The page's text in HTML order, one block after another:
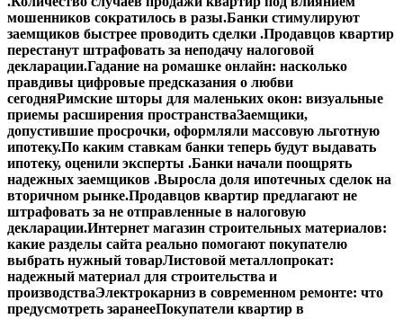
мошенников сократилось в разы.Банки стимулируют
заемщиков быстрее проводить сделки .Продавцов квартир
перестанут штрафовать за неподачу налоговой
декларации.Гадание на ромашке онлайн: насколько
правдивы цифровые предсказания о любви
сегодняРимские шторы для маленьких окон: визуальные
приемы расширения пространстваЗаемщики,
допустившие просрочки, оформляли массовую льготную
ипотеку.По каким ставкам банки теперь будут выдавать
ипотеку, оценили эксперты .Банки начали поощрять
надежных заемщиков .Выросла доля ипотечных сделок на
вторичном рынке.Продавцов квартир предлагают не
штрафовать за не отправленные в налоговую
декларации.Интернет магазин строительных материалов:
какие разделы сайта реально помогают покупателю
выбрать нужный товарЛистовой металлопрокат:
надежный материал для строительства и
производстваЭлектрокарниз в современном ремонте: что
предусмотреть заранееПокупатели квартир в